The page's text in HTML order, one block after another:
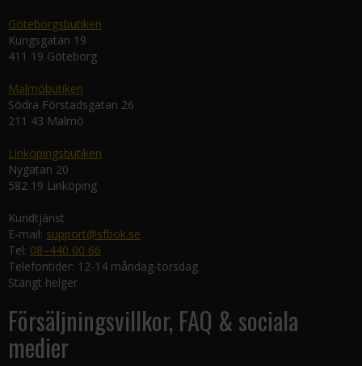
Göteborgsbutiken
Kungsgatan 19
411 19 Göteborg
Malmöbutiken
Södra Förstadsgatan 26
211 43 Malmö
Linköpingsbutiken
Nygatan 20
582 19 Linköping
Kundtjänst
E-mail: support@sfbok.se
Tel: 08–440 00 66
Telefontider: 12-14 måndag-torsdag
Stängt helger
Försäljningsvillkor, FAQ & sociala
medier